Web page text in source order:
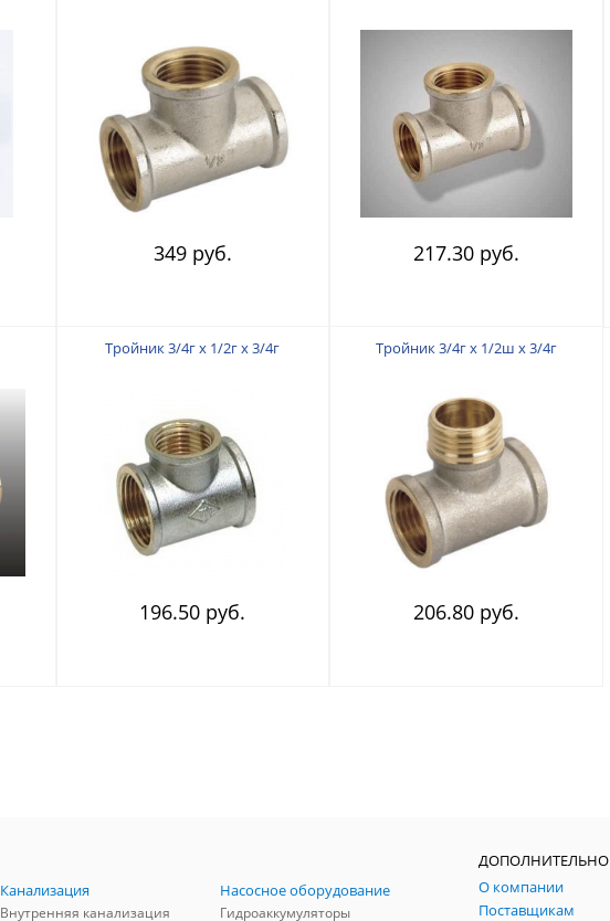
349 руб. 217.30 руб.
Тройник 3/4г х 1/2г х 3/4г
196.50 руб.
Тройник 3/4г х 1/2ш х 3/4г
206.80 руб.
Канализация
Внутренняя канализация
Насосное оборудование
Гидроаккумуляторы
ДОПОЛНИТЕЛЬНО
О компании
Поставщикам